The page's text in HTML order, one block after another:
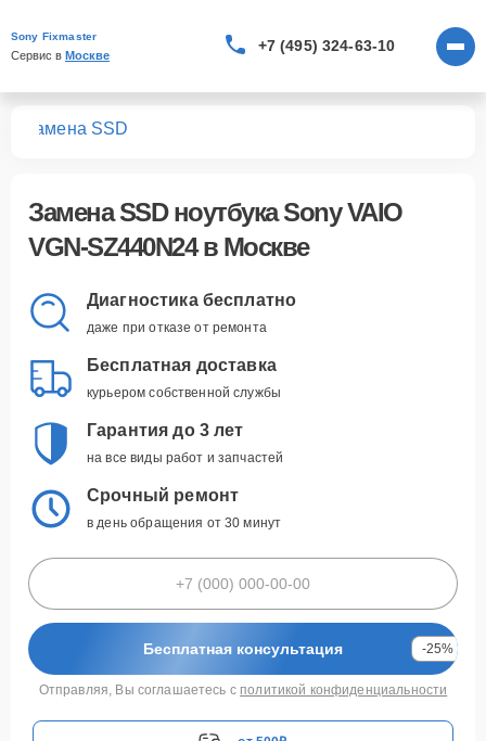
Sony Fixmaster
Сервис в Москве
+7 (495) 324-63-10
Замена SSD
Замена SSD ноутбука Sony VAIO
VGN-SZ440N24 в Москве
Диагностика бесплатно
даже при отказе от ремонта
Бесплатная доставка
курьером собственной службы
Гарантия до 3 лет
на все виды работ и запчастей
Срочный ремонт
в день обращения от 30 минут
Бесплатная консультация -25%
Отправляя, Вы соглашаетесь с политикой конфиденциальности